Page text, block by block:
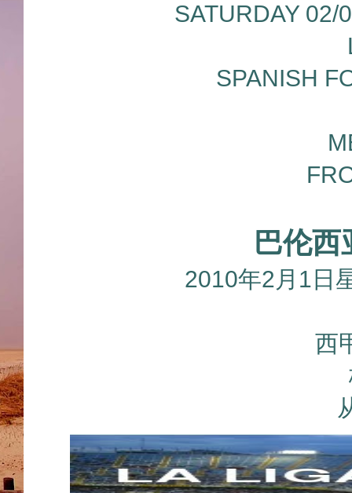
SATURDAY 02/
SPANISH
巴伦西
2010年2月1日
西